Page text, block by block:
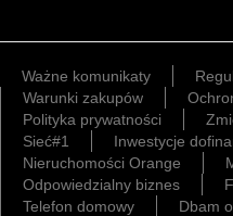
Ważne komunikaty
Warunki zakupów
Polityka prywatności
Sieć#1
Inwestycje
Nieruchomości Orange
Odpowiedzialny biznes
Telefon domowy
Dbam